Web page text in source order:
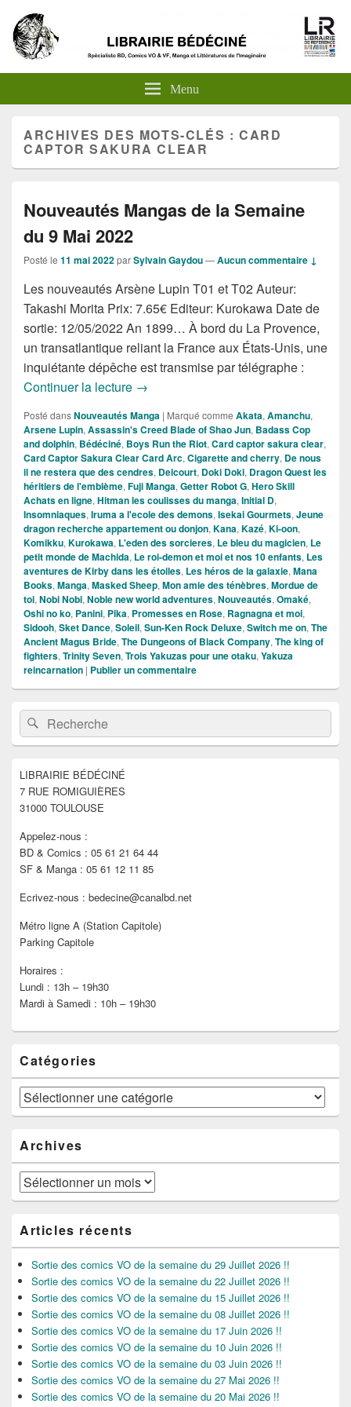
Menu
ARCHIVES DES MOTS-CLÉS :CARD
CAPTOR SAKURA CLEAR
Nouveautés Mangas de la Semaine
du 9 Mai 2022
Posté le 11 mai 2022parSylvain Gaydou—Aucun commentaire ↓
Les nouveautés Arsène Lupin T01 et T02 Auteur:
Takashi Morita Prix: 7.65€ Editeur: Kurokawa Date de
sortie: 12/05/2022 An 1899… À bord du La Provence,
un transatlantique reliant la France aux États-Unis, une
inquiétante dépêche est transmise par télégraphe :
Continuer la lecture Nouveautés Mangas de la Semaine
→
Posté dansNouveautés Manga | Marqué comme Akata, Amanchu,
Arsene Lupin, Assassin's Creed Blade of Shao Jun, Badass Cop
and dolphin, Bédéciné, Boys Run the Riot, Card captor sakura clear,
Card Captor Sakura Clear Card Arc, Cigarette and cherry, De nous
il ne restera que des cendres, Delcourt, Doki Doki, Dragon Quest les
héritiers de l'emblème, Fuji Manga, Getter Robot G, Hero Skill
Achats en ligne, Hitman les coulisses du manga, Initial D,
Insomniaques, Iruma a l'ecole des demons, Isekai Gourmets, Jeune
dragon recherche appartement ou donjon, Kana, Kazé, Ki-oon,
Komikku, Kurokawa, L'eden des sorcieres, Le bleu du magicien, Le
petit monde de Machida, Le roi-demon et moi et nos 10 enfants, Les
aventures de Kirby dans les étoiles, Les héros de la galaxie, Mana
Books, Manga, Masked Sheep, Mon amie des ténèbres, Mordue de
toi, Nobi Nobi, Noble new world adventures, Nouveautés, Omaké,
Oshi no ko, Panini, Pika, Promesses en Rose, Ragnagna et moi,
Sidooh, Sket Dance, Soleil, Sun-Ken Rock Deluxe, Switch me on, The
Ancient Magus Bride, The Dungeons of Black Company, The king of
fighters, Trinity Seven, Trois Yakuzas pour une otaku, Yakuza
reincarnation | Publier un commentaire
Zone
principale
de
widget
barre
latérale
Recherche :Rechercher
LIBRAIRIE BÉDÉCINÉ
7 RUE ROMIGUIÈRES
31000 TOULOUSE
Appelez-nous :
BD & Comics : 05 61 21 64 44
SF & Manga : 05 61 12 11 85
Ecrivez-nous : bedecine@canalbd.net
Métro ligne A (Station Capitole)
Parking Capitole
Horaires :
Lundi : 13h – 19h30
Mardi à Samedi : 10h – 19h30
Catégories
Catégories
Archives
Archives
Articles récents
Sortie des comics VO de la semaine du 29 Juillet 2026 !!
Sortie des comics VO de la semaine du 22 Juillet 2026 !!
Sortie des comics VO de la semaine du 15 Juillet 2026 !!
Sortie des comics VO de la semaine du 08 Juillet 2026 !!
Sortie des comics VO de la semaine du 17 Juin 2026 !!
Sortie des comics VO de la semaine du 10 Juin 2026 !!
Sortie des comics VO de la semaine du 03 Juin 2026 !!
Sortie des comics VO de la semaine du 27 Mai 2026 !!
Sortie des comics VO de la semaine du 20 Mai 2026 !!